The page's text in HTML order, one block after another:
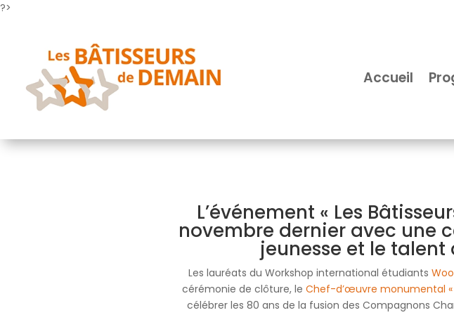
?>
Accueil
L’événement « Les
novembre dernier avec une
jeunesse et le talent
Les lauréats du Workshop international étudiants
cérémonie de clôture, leChef-d’œuvre monumental «
célébrer les 80 ans de la fusion des Compagnons